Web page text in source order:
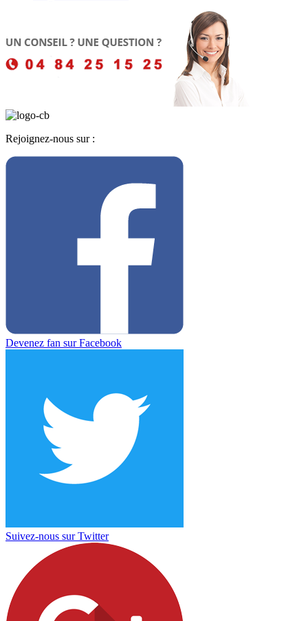
Rejoignez-nous sur :
Devenez fan sur Facebook
Suivez-nous sur Twitter